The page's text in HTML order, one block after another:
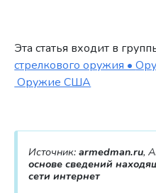
Эта статья входит в
стрелкового оружия •
Оружие США
Источник: armedman.ru,
основе сведений
сети интернет